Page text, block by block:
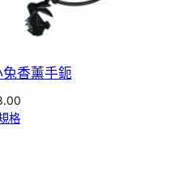
香薰手鈪
格